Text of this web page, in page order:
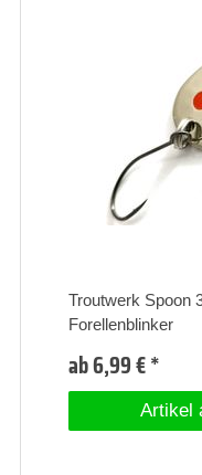
Troutwerk Spoon
Forellenblinker
ab 6,99 € *
Artikel